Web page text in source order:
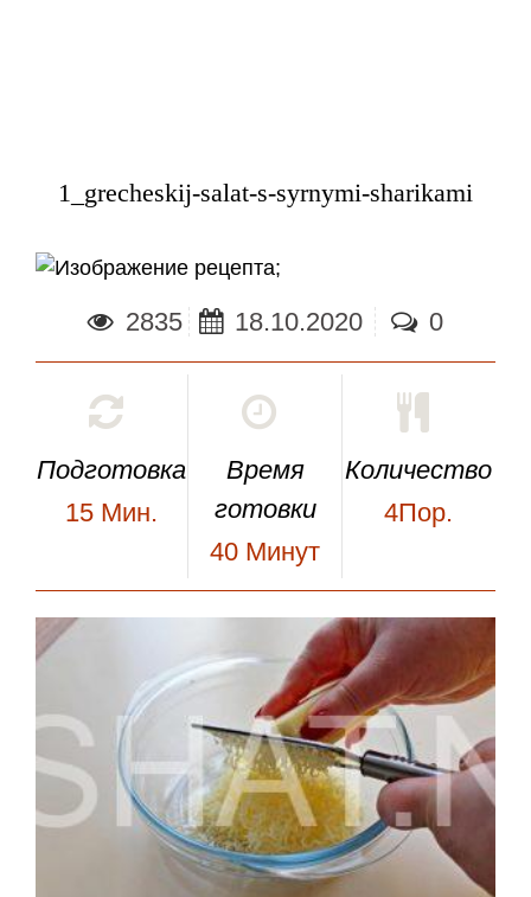
1_grecheskij-salat-s-syrnymi-sharikami
;
2835 18.10.2020 0
Подготовка
15 Мин.
Время
готовки
40 Минут
Количество
4Пор.